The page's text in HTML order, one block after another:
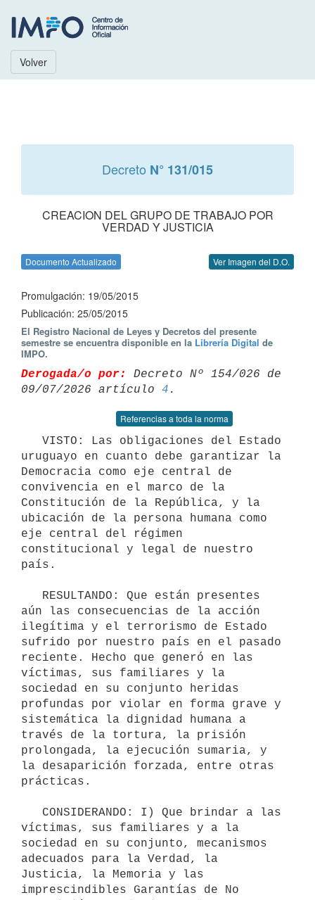
Volver
Decreto N° 131/015
CREACION DEL GRUPO DE TRABAJO POR
VERDAD Y JUSTICIA
Documento Actualizado Ver Imagen del D.O.
Promulgación: 19/05/2015
Publicación: 25/05/2015
El Registro Nacional de Leyes y Decretos del presente
semestre se encuentra disponible en la Librería Digital de
IMPO.
Derogada/o por:
Decreto Nº 154/026 de
09/07/2026 artículo 4
Referencias a toda la norma
uruguayo en cuanto debe garantizar la
Democracia como eje central de
convivencia en el marco de la
Constitución de la República, y la
ubicación de la persona humana como
eje central del régimen
constitucional y legal de nuestro
país.
aún las consecuencias de la acción
ilegítima y el terrorismo de Estado
sufrido por nuestro país en el pasado
reciente. Hecho que generó en las
víctimas, sus familiares y la
sociedad en su conjunto heridas
profundas por violar en forma grave y
sistemática la dignidad humana a
través de la tortura, la prisión
prolongada, la ejecución sumaria, y
la desaparición forzada, entre otras
prácticas.
víctimas, sus familiares y a la
sociedad en su conjunto, mecanismos
adecuados para la Verdad, la
Justicia, la Memoria y las
imprescindibles Garantías de No